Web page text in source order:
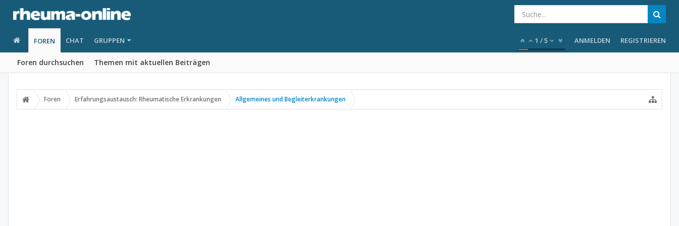
FOREN
Foren durchsuchen Themen mit aktuellen Beiträgen
CHAT GRUPPEN 1 /5 ANMELDEN REGISTRIEREN
Foren Erfahrungsaustausch: Rheumatische Erkrankungen Allgemeines und Begleiterkrankungen